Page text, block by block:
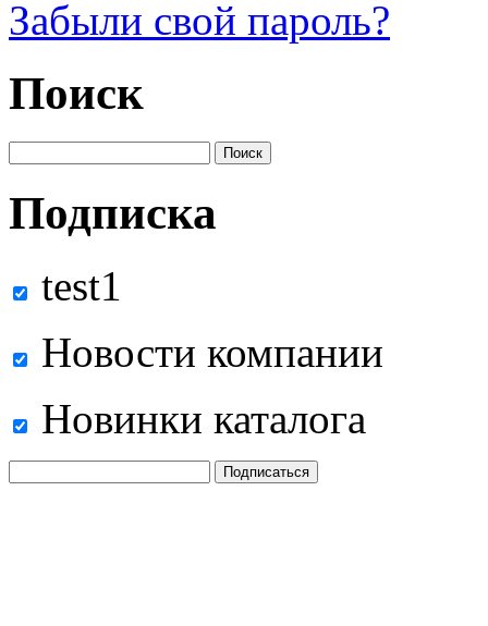
Забыли свой пароль?
Поиск
Подписка
test1
Новости компании
Новинки каталога